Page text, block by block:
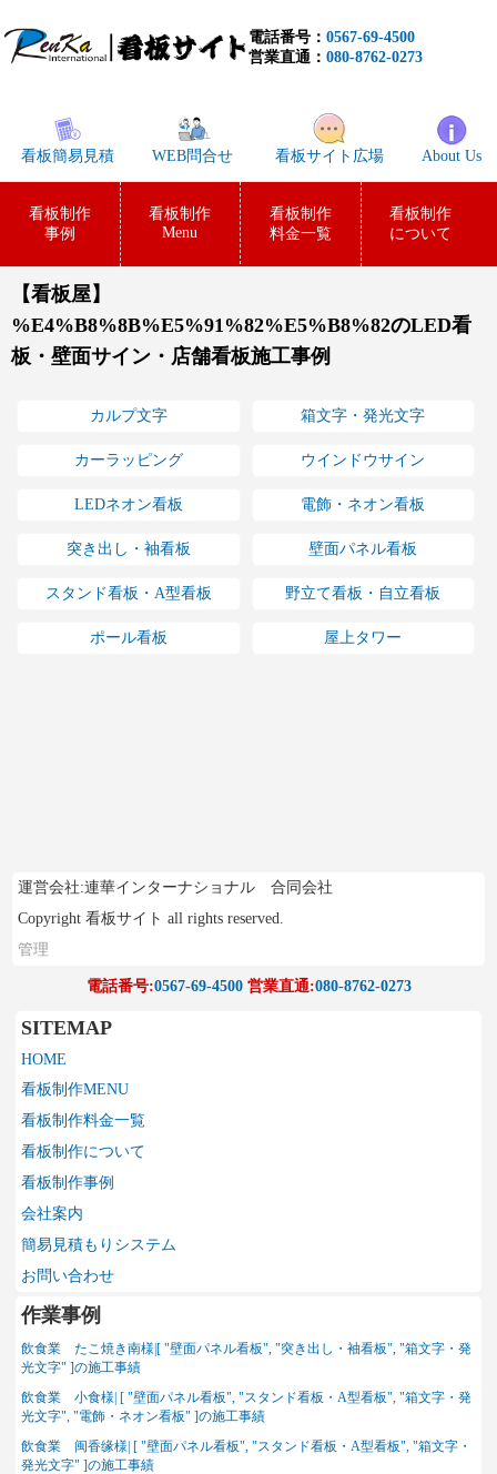
電話番号： 0567-69-4500
営業直通： 080-8762-0273
看板簡易見積 WEB問合せ 看板サイト広場 About Us
看板制作
事例
看板制作
Menu
看板制作
料金一覧
看板制作
について
【看板屋】
%E4%B8%8B%E5%91%82%E5%B8%82のLED看
板・壁面サイン・店舗看板施工事例
カルプ文字 箱文字・発光文字
カーラッピング ウインドウサイン
LEDネオン看板 電飾・ネオン看板
突き出し・袖看板 壁面パネル看板
スタンド看板・A型看板 野立て看板・自立看板
ポール看板 屋上タワー
運営会社:連華インターナショナル 合同会社
Copyright 看板サイト all rights reserved.
管理
電話番号:0567-69-4500営業直通:080-8762-0273
SITEMAP
HOME
看板制作MENU
看板制作料金一覧
看板制作について
看板制作事例
会社案内
簡易見積もりシステム
お問い合わせ
作業事例
飲食業 たこ焼き南様|[ "壁面パネル看板", "突き出し・袖看板", "箱文字・発
光文字" ]の施工事績
飲食業 小食様| [ "壁面パネル看板", "スタンド看板・A型看板", "箱文字・発
光文字", "電飾・ネオン看板" ]の施工事績
飲食業 闽香缘様| [ "壁面パネル看板", "スタンド看板・A型看板", "箱文字・
発光文字" ]の施工事績